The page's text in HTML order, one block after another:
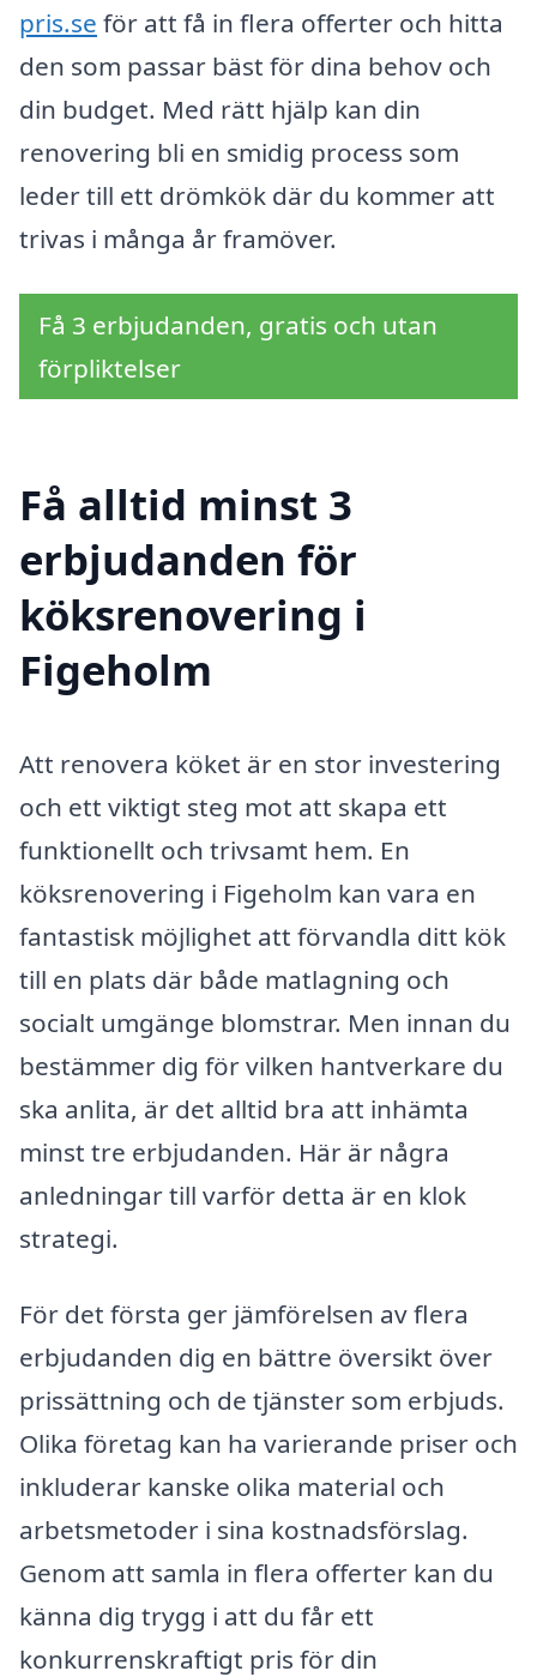
pris.se för att få in flera offerter och hitta
den som passar bäst för dina behov och
din budget. Med rätt hjälp kan din
renovering bli en smidig process som
leder till ett drömkök där du kommer att
trivas i många år framöver.
Få 3 erbjudanden, gratis och utan
förpliktelser
Få alltid minst 3
erbjudanden för
köksrenovering i
Figeholm
Att renovera köket är en stor investering
och ett viktigt steg mot att skapa ett
funktionellt och trivsamt hem. En
köksrenovering i Figeholm kan vara en
fantastisk möjlighet att förvandla ditt kök
till en plats där både matlagning och
socialt umgänge blomstrar. Men innan du
bestämmer dig för vilken hantverkare du
ska anlita, är det alltid bra att inhämta
minst tre erbjudanden. Här är några
anledningar till varför detta är en klok
strategi.
För det första ger jämförelsen av flera
erbjudanden dig en bättre översikt över
prissättning och de tjänster som erbjuds.
Olika företag kan ha varierande priser och
inkluderar kanske olika material och
arbetsmetoder i sina kostnadsförslag.
Genom att samla in flera offerter kan du
känna dig trygg i att du får ett
konkurrenskraftigt pris för din